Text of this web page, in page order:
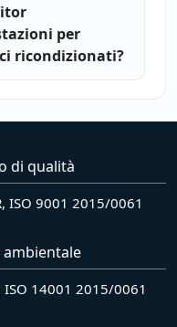
per
ricondizionati?
di qualità
ISO 9001 2015/0061
ISO 14001 2015/0061